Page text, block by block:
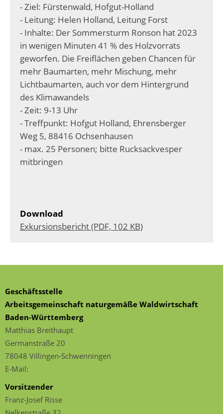
- Ziel: Fürstenwald, Hofgut-Holland
- Leitung: Helen Holland, Leitung Forst
- Inhalte: Der Sommersturm Ronson hat 2023
in wenigen Minuten 41 % des Holzvorrats
geworfen. Die Freiflächen geben Chancen für
mehr Baumarten, mehr Mischung, mehr
Lichtbaumarten, auch vor dem Hintergrund
des Klimawandels
- Zeit: 9-13 Uhr
- Treffpunkt: Hofgut Holland, Ehrensberger
Weg 5, 88416 Ochsenhausen
- max. 25 Personen; bitte Rucksackvesper
mitbringen
Download
Exkursionsbericht (PDF, 102 KB)
Geschäftsstelle
Arbeitsgemeinschaft naturgemäße Waldwirtschaft
Baden-Württemberg
Matthias Breithaupt
Germanstraße 20
78048 Villingen-Schwenningen
E-Mail:
Vorsitzender
Franz-Josef Risse